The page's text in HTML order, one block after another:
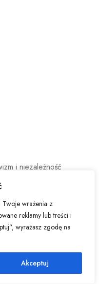
Twoje wrażenia z
reklamy lub treści i
wyrażasz zgodę na
Akceptuj
i niezależność
ekonomicznym, aby
odpowiadające na
dziennika